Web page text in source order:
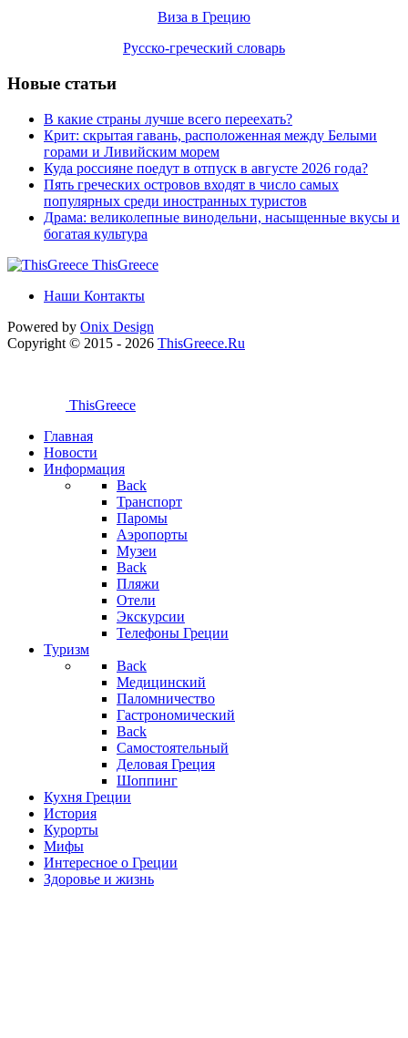
Виза в Грецию
Русско-греческий словарь
Новые статьи
В какие страны лучше всего переехать?
Крит: скрытая гавань, расположенная между Белыми
горами и Ливийским морем
Куда россияне поедут в отпуск в августе 2026 года?
Пять греческих островов входят в число самых
популярных среди иностранных туристов
Драма: великолепные винодельни, насыщенные вкусы и
богатая культура
ThisGreece
Наши Контакты
Powered by Onix Design
Copyright © 2015 - 2026 ThisGreece.Ru
ThisGreece
Главная
Новости
Информация
Back
Транспорт
Паромы
Аэропорты
Музеи
Back
Пляжи
Отели
Экскурсии
Телефоны Греции
Туризм
Back
Медицинский
Паломничество
Гастрономический
Back
Самостоятельный
Деловая Греция
Шоппинг
Кухня Греции
История
Курорты
Мифы
Интересное о Греции
Здоровье и жизнь